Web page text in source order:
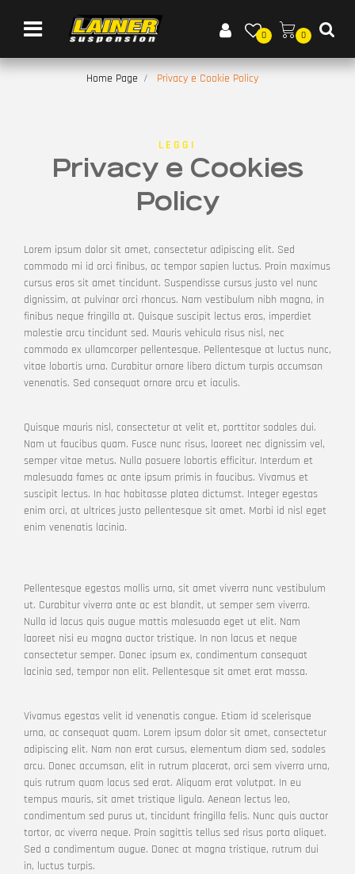
Open menu
0 0
Home Page Privacy e Cookie Policy
LEGGI
Privacy e Cookies
Policy
Lorem ipsum dolor sit amet, consectetur adipiscing elit. Sed
commodo mi id orci finibus, ac tempor sapien luctus. Proin maximus
cursus eros sit amet tincidunt. Suspendisse cursus justo vel nunc
dignissim, at pulvinar orci rhoncus. Nam vestibulum nibh magna, in
finibus neque fringilla at. Quisque suscipit lectus eros, imperdiet
molestie arcu tincidunt sed. Mauris vehicula risus nisl, nec
commodo ex ullamcorper pellentesque. Pellentesque at luctus nunc,
vitae lobortis urna. Curabitur ornare libero dictum turpis accumsan
venenatis. Sed consequat ornare arcu et iaculis.
Quisque mauris nisl, consectetur at velit et, porttitor sodales dui.
Nam ut faucibus quam. Fusce nunc risus, laoreet nec dignissim vel,
semper vitae metus. Nulla posuere lobortis efficitur. Interdum et
malesuada fames ac ante ipsum primis in faucibus. Vivamus et
suscipit lectus. In hac habitasse platea dictumst. Integer egestas
enim orci, at ultrices justo pellentesque sit amet. Morbi id nisl eget
enim venenatis lacinia.
Pellentesque egestas mollis urna, sit amet viverra nunc vestibulum
ut. Curabitur viverra ante ac est blandit, ut semper sem viverra.
Nulla id lacus quis augue mattis malesuada eget ut elit. Nam
laoreet nisi eu magna auctor tristique. In non lacus et neque
consectetur semper. Donec ipsum ex, condimentum consequat
lacinia sed, tempor non elit. Pellentesque sit amet erat massa.
Vivamus egestas velit id venenatis congue. Etiam id scelerisque
urna, ac consequat quam. Lorem ipsum dolor sit amet, consectetur
adipiscing elit. Nam non erat cursus, elementum diam sed, sodales
arcu. Donec accumsan, elit in rutrum placerat, orci sem viverra urna,
quis rutrum quam lacus sed erat. Aliquam erat volutpat. In eu
tempus mauris, sit amet tristique ligula. Aenean lectus leo,
condimentum sed purus ut, tincidunt fringilla felis. Nunc quis auctor
tortor, ac viverra neque. Proin sagittis tellus sed risus porta aliquet.
Sed a condimentum augue. Donec at magna tristique, rutrum dui
in, luctus turpis.